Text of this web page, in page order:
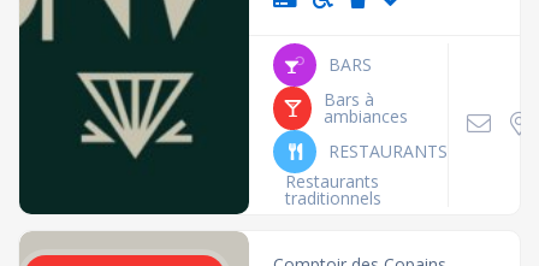
BARS
Bars à
ambiances
RESTAURANTS
Restaurants
traditionnels